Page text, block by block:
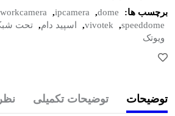
برچسب ها:
dome
,
ipcamera
,
speeddome
,
vivotek
, اسپید دام, تحت
ویوتک
توضیحات توضیحات تکمیلی